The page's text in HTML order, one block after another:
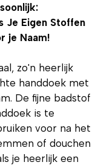
Je Eigen Stoffen
je Naam!
zo'n heerlijk
handdoek met
De fijne badstof
is te
voor na het
of douchen
je heerlijk een